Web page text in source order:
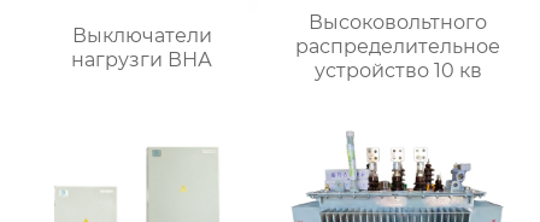
Выключатели
нагрузги ВНА
Высоковольтного
распределительное
устройство 10 кв